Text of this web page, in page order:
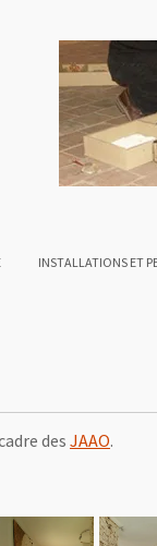
INSTALLATIONS ET
desJAAO.